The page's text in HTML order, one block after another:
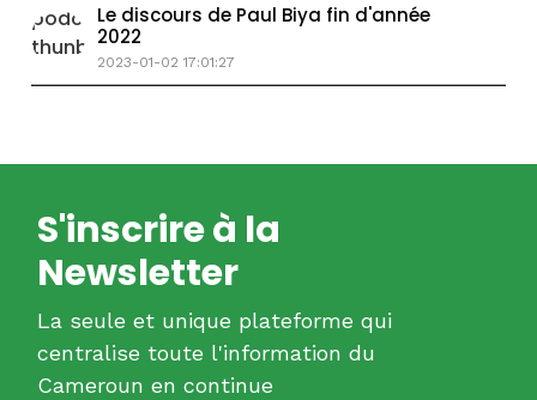
Le discours de Paul Biya fin d'année
2022
2023-01-02 17:01:27
S'inscrire à la
Newsletter
La seule et unique plateforme qui
centralise toute l'information du
Cameroun en continue